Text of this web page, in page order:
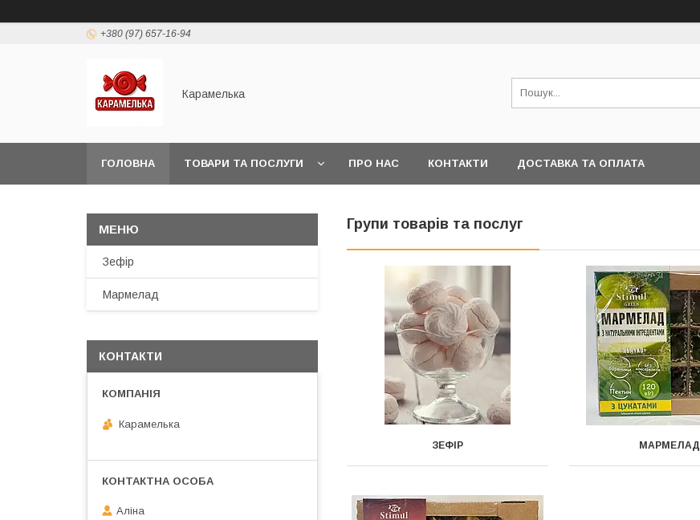
+380 (97) 657-16-94
Карамелька
ГОЛОВНА ТОВАРИ ТА ПОСЛУГИ ПРО НАС КОНТАКТИ ДОСТАВКА ТА ОПЛАТА
Групи товарів та послуг
ЗЕФІР МАРМЕЛАД
Зефір
Мармелад
КОНТАКТИ
Карамелька
Аліна